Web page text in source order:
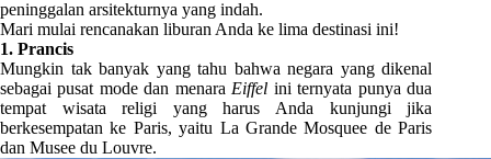
peninggalan arsitekturnya yang indah.
Mari mulai rencanakan liburan Anda ke lima destinasi ini!
1. Prancis
Mungkin tak banyak yang tahu bahwa negara yang dikenal
sebagai pusat mode dan menara Eiffel ini ternyata punya dua
tempat wisata religi yang harus Anda kunjungi jika
berkesempatan ke Paris, yaitu La Grande Mosquee de Paris
dan Musee du Louvre.